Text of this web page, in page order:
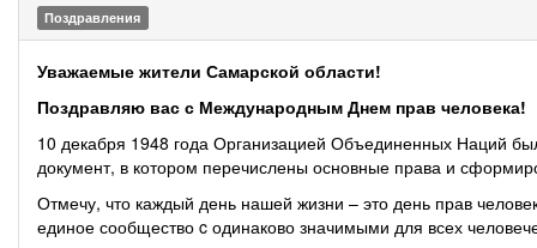
Поздравления
Уважаемые жители Самарской области!
Поздравляю вас с Международным Днем прав человека!
10 декабря 1948 года Организацией Объединенных Наций
документ, в котором перечислены основные права и
Отмечу, что каждый день нашей жизни – это день прав
единое сообщество c одинаково значимыми для всех